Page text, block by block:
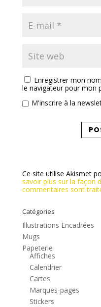
Enregistrer mon
le navigateur pour mon
M'inscrire à la
Ce site utilise Akismet
savoir plus sur la façon
commentaires sont
Catégories
Illustrations Encadrées
Mugs
Papeterie
Affiches
Calendrier
Cartes
Marques-pages
Stickers